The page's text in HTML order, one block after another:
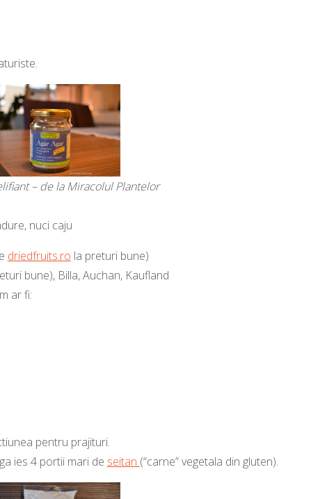
– de la Miracolul Plantelor
nuci caju
driedfruits.ro la preturi bune)
bune), Billa, Auchan, Kaufland
ar fi:
pentru prajituri.
ies 4 portii mari de seitan (“carne” vegetala din gluten).